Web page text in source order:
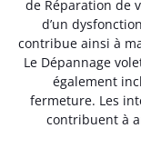
de Réparation de
d’un
contribue ainsi à
Le Dépannage
également
fermeture. Les
contribuent à